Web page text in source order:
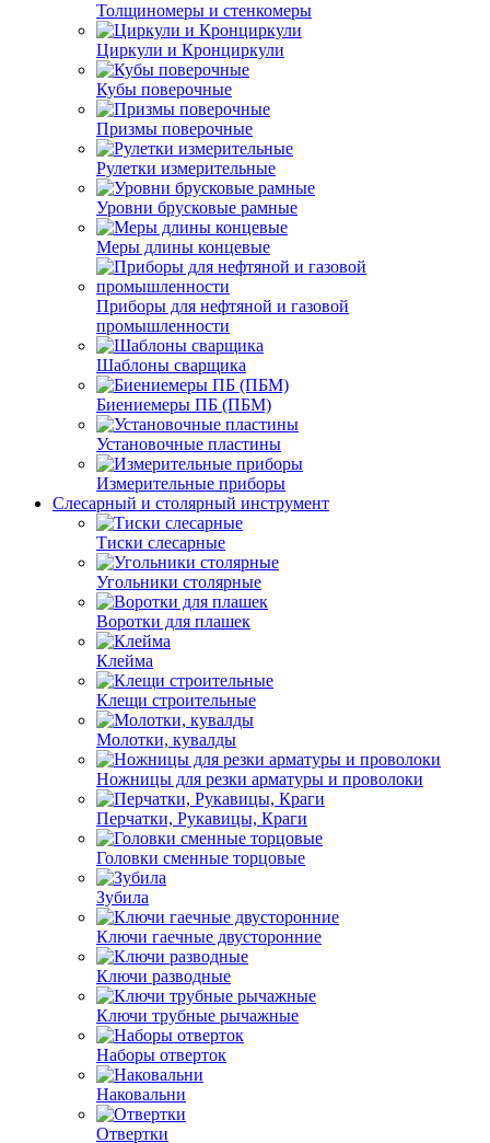
Толщиномеры и стенкомеры
Циркули и Кронциркули
Кубы поверочные
Призмы поверочные
Рулетки измерительные
Уровни брусковые рамные
Меры длины концевые
Приборы для нефтяной и газовой
промышленности
Шаблоны сварщика
Биениемеры ПБ (ПБМ)
Установочные пластины
Измерительные приборы
Слесарный и столярный инструмент
Тиски слесарные
Угольники столярные
Воротки для плашек
Клейма
Клещи строительные
Молотки, кувалды
Ножницы для резки арматуры и проволоки
Перчатки, Рукавицы, Краги
Головки сменные торцовые
Зубила
Ключи гаечные двусторонние
Ключи разводные
Ключи трубные рычажные
Наборы отверток
Наковальни
Отвертки